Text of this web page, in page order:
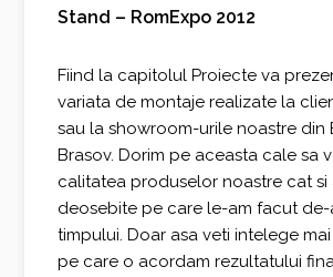
Stand – RomExpo 2012
Fiind la capitolul Proiecte va
variata de montaje realizate la
sau la showroom-urile noastre din
Brasov. Dorim pe aceasta cale sa
calitatea produselor noastre cat si
deosebite pe care le-am facut
timpului. Doar asa veti intelege
pe care o acordam rezultatului